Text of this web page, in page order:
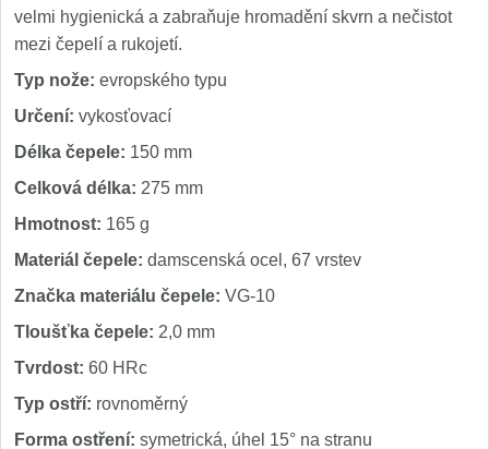
velmi hygienická a zabraňuje hromadění skvrn a nečistot
mezi čepelí a rukojetí.
Typ nože: evropského typu
Určení: vykosťovací
Délka čepele: 150 mm
Celková délka: 275 mm
Hmotnost: 165 g
Materiál čepele: damscenská ocel, 67 vrstev
Značka materiálu čepele: VG-10
Tloušťka čepele: 2,0 mm
Tvrdost: 60 HRc
Typ ostří: rovnoměrný
Forma ostření: symetrická, úhel 15° na stranu